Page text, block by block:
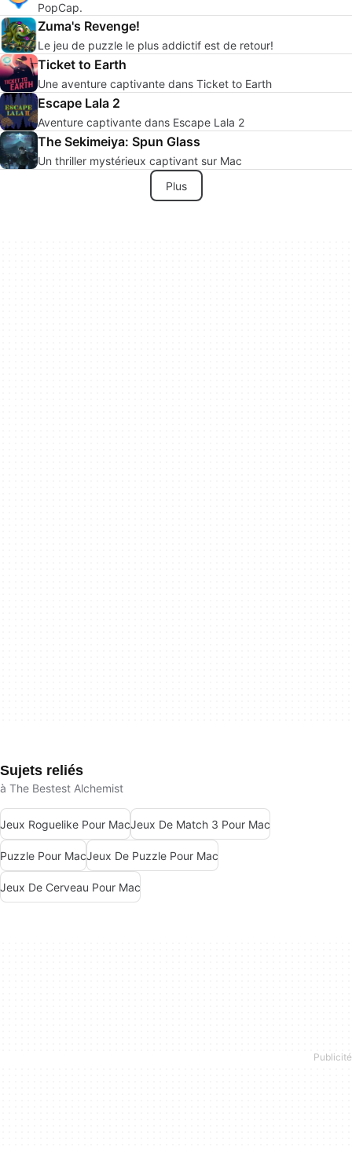
PopCap.
Zuma's Revenge!
Le jeu de puzzle le plus addictif est de retour!
Ticket to Earth
Une aventure captivante dans Ticket to Earth
Escape Lala 2
Aventure captivante dans Escape Lala 2
The Sekimeiya: Spun Glass
Un thriller mystérieux captivant sur Mac
Plus
Sujets reliés
à The Bestest Alchemist
Jeux Roguelike Pour MacJeux De Match 3 Pour Mac
Puzzle Pour MacJeux De Puzzle Pour Mac
Jeux De Cerveau Pour Mac